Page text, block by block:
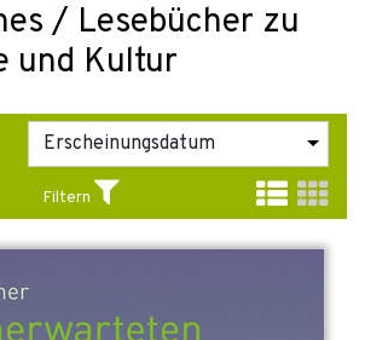
/ Lesebücher zu
und Kultur
Filtern